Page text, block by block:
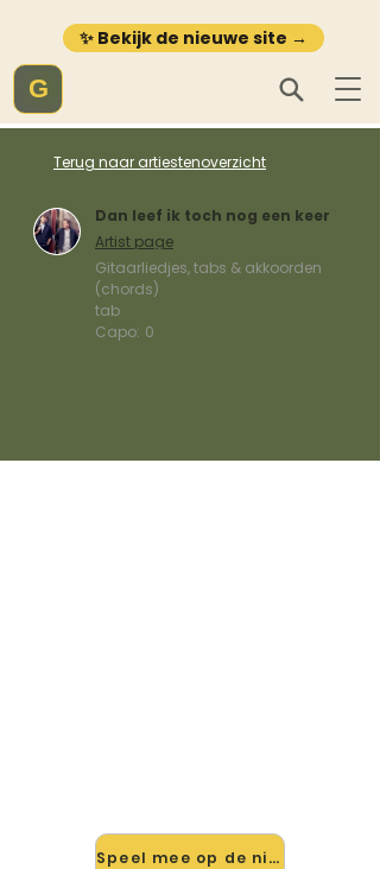
✨ Bekijk de nieuwe site →
G
Terug naar artiestenoverzicht
Dan leef ik toch nog een keer
Artist page
Gitaarliedjes, tabs & akkoorden
(chords)
tab
Capo: 0
Speel mee op de nieuwe site →